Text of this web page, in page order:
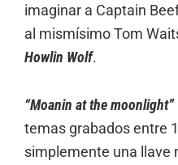
imaginar a Captain
al mismísimo Tom
Howlin Wolf.
“Moanin at the moonlight”
temas grabados entre
simplemente una llave